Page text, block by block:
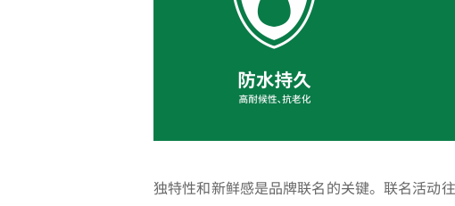
独特性和新鲜感是品牌联名的关键。联名活动